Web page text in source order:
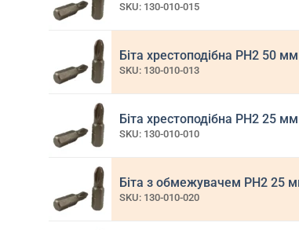
SKU: 130-010-015
Біта хрестоподібна PH2 50
SKU: 130-010-013
Біта хрестоподібна PH2 25
SKU: 130-010-010
Біта з обмежувачем PH2 25
SKU: 130-010-020